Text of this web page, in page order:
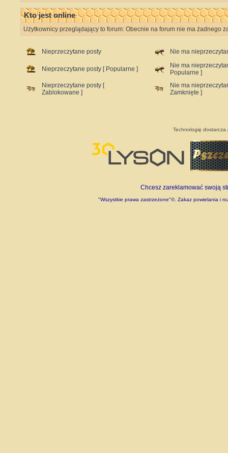
Kto jest online
Użytkownicy przeglądający to forum: Obecnie na forum nie ma żadnego
Nieprzeczytane posty Nie ma
Nieprzeczytane posty [ Popularne ]
Nie ma
Popularne ]
Nieprzeczytane posty [
Zablokowane ]
Nie ma
Zamknięte ]
Technologię dostarcza
Chcesz zareklamować swoją
"Wszystkie prawa zastrzeżone"©. Zakaz powielania i